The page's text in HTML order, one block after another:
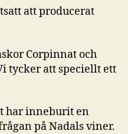
att producerat
Corpinnat och
tycker att speciellt ett
har inneburit en
på Nadals viner.